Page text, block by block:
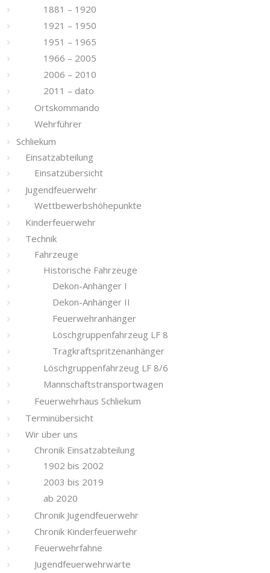
1881 – 1920
1921 – 1950
1951 – 1965
1966 – 2005
2006 – 2010
2011 – dato
Ortskommando
Wehrführer
Schliekum
Einsatzabteilung
Einsatzübersicht
Jugendfeuerwehr
Wettbewerbshöhepunkte
Kinderfeuerwehr
Technik
Fahrzeuge
Historische Fahrzeuge
Dekon-Anhänger I
Dekon-Anhänger II
Feuerwehranhänger
Löschgruppenfahrzeug LF 8
Tragkraftspritzenanhänger
Löschgruppenfahrzeug LF 8/6
Mannschaftstransportwagen
Feuerwehrhaus Schliekum
Terminübersicht
Wir über uns
Chronik Einsatzabteilung
1902 bis 2002
2003 bis 2019
ab 2020
Chronik Jugendfeuerwehr
Chronik Kinderfeuerwehr
Feuerwehrfahne
Jugendfeuerwehrwarte